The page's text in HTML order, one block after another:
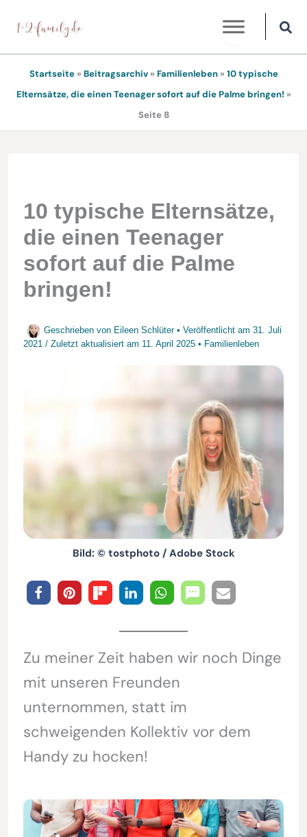
Inhalt
springen
Startseite» Beitragsarchiv» Familienleben» 10 typische
Elternsätze, die einen Teenager sofort auf die Palme bringen! »
Seite 8
10 typische Elternsätze,
die einen Teenager
sofort auf die Palme
bringen!
Geschrieben von Eileen Schlüter • Veröffentlicht am 31. Juli
2021 / Zuletzt aktualisiert am 11. April 2025• Familienleben
Bild: © tostphoto / Adobe Stock
Zu meiner Zeit haben wir noch Dinge
mit unseren Freunden
unternommen, statt im
schweigenden Kollektiv vor dem
Handy zu hocken!